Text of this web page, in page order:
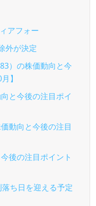
アフォー
外が決定
）の株価動向と今
】
と今後の注目ポイ
動向と今後の注目
後の注目ポイント
落ち日を迎える予定